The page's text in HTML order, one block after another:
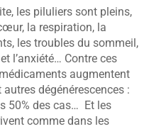
les piluliers sont pleins,
la respiration, la
les troubles du sommeil,
l’anxiété… Contre ces
augmentent
autres dégénérescences :
50% des cas… Et les
comme dans les